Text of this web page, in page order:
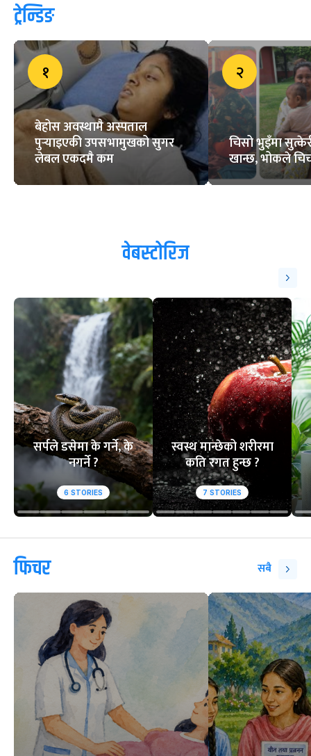
ट्रेन्डिङ
१
बेहोस अवस्थामै अस्पताल
पुर्‍याइएकी उपसभामुखको सुगर
लेबल एकदमै कम
२
चिसो भुइँमा
खान्छ, भोकले
वेबस्टोरिज
सर्पले डसेमा के गर्ने, के
नगर्ने ?
6 STORIES
स्वस्थ मान्छेको शरीरमा
कति रगत हुन्छ ?
7 STORIES
फिचर सबै